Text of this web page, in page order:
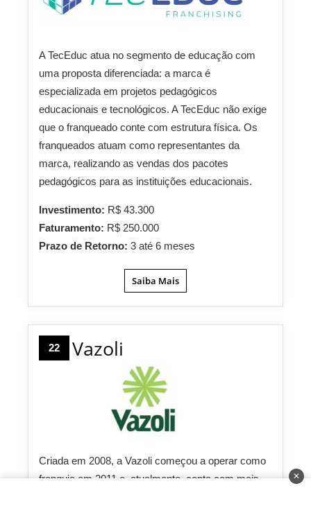
A TecEduc atua no segmento de educação com
uma proposta diferenciada: a marca é
especializada em projetos pedagógicos
educacionais e tecnológicos. A TecEduc não exige
que o franqueado conte com estrutura física. Os
franqueados atuam como representantes da
marca, realizando as vendas dos pacotes
pedagógicos para as instituições educacionais.
Investimento: R$ 43.300
Faturamento: R$ 250.000
Prazo de Retorno: 3 até 6 meses
Saiba Mais
22 Vazoli
Criada em 2008, a Vazoli começou a operar como
franquia em 2011 e, atualmente, conta com mais
✕